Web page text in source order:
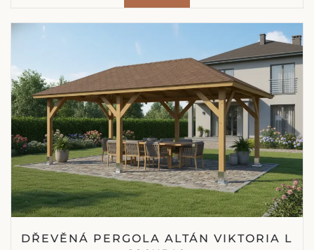
DŘEVĚNÁ PERGOLA ALTÁN VIKTORIA L